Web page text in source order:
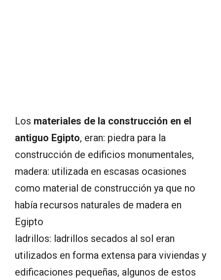
Los materiales de la construcción en el
antiguo Egipto, eran: piedra para la
construcción de edificios monumentales,
madera: utilizada en escasas ocasiones
como material de construcción ya que no
había recursos naturales de madera en
Egipto
ladrillos: ladrillos secados al sol eran
utilizados en forma extensa para viviendas y
edificaciones pequeñas, algunos de estos